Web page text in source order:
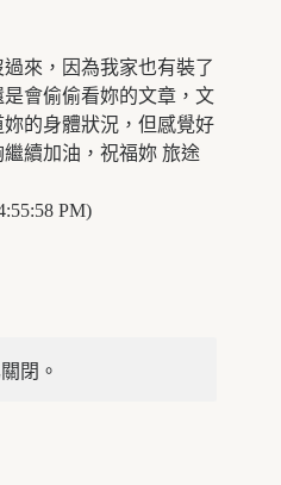
來，因為我家也有裝了
是會偷偷看妳的文章，文
的身體狀況，但感覺好
續加油，祝福妳 旅途
PM)
閉。